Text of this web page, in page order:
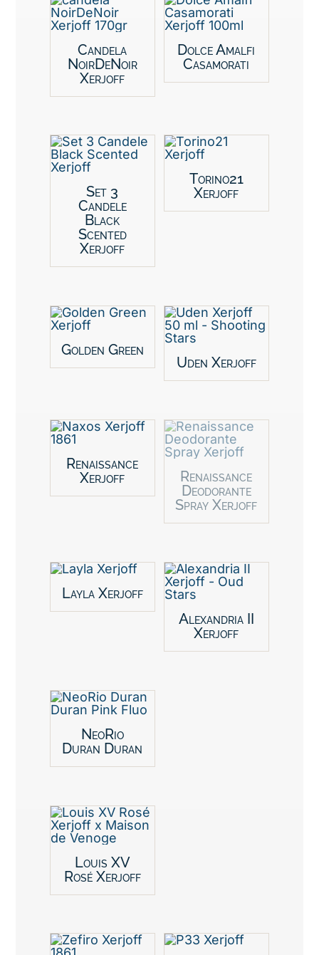
Candela
NoirDeNoir
Xerjoff
Dolce Amalfi
Casamorati
Set 3
Candele
Black
Scented
Xerjoff
Torino21
Xerjoff
Golden Green
Uden Xerjoff
Renaissance
Xerjoff
Renaissance
Deodorante
Spray Xerjoff
Layla Xerjoff
Alexandria II
Xerjoff
NeoRio
Duran Duran
Louis XV
Rosé Xerjoff